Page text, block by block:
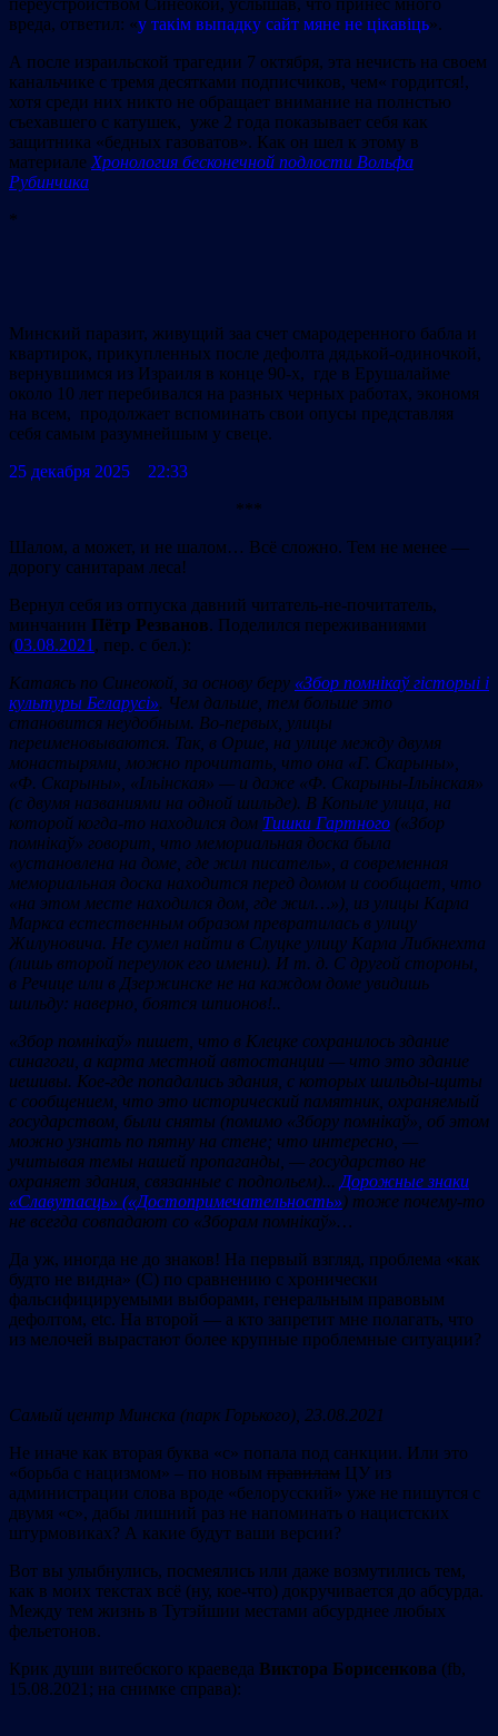
переустройством Синеокой, услышав, что принес много
вреда, ответил: «у такім выпадку сайт мяне не цікавіць».
А после израильской трагедии 7 октября, эта нечисть на своем
канальчике с тремя десятками подписчиков, чем« гордится!,
хотя среди них никто не обращает внимание на полнстью
съехавшего с катушек, уже 2 года показывает себя как
защитника «бедных газоватов». Как он шел к этому в
материале Хронология бесконечной подлости Вольфа
Рубинчика
*
Минский паразит, живущий заа счет смародеренного бабла и
квартирок, прикупленных после дефолта дядькой-одиночкой,
вернувшимся из Израиля в конце 90-х, где в Ерушалайме
около 10 лет перебивался на разных черных работах, экономя
на всем, продолжает вспоминать свои опусы представляя
себя самым разумнейшым у свеце.
25 декабря 2025 22:33
***
Шалом, а может, и не шалом… Всё сложно. Тем не менее —
дорогу санитарам леса!
Вернул себя из отпуска давний читатель-не-почитатель,
минчанин Пётр Резванов. Поделился переживаниями
(03.08.2021 , пер. с бел.):
Катаясь по Синеокой, за основу беру «Збор помнікаў гісторыі і
культуры Беларусі». Чем дальше, тем больше это
становится неудобным. Во-первых, улицы
переименовываются. Так в Орше, на улице между двумя
монастырями, можно прочитать, что она «Г. Скарыны»,
«Ф. Скарыны», «Ільінская» — и даже «Ф. Скарыны-Ільінская»
(с двумя названиями на одной шильде). В Копыле улица, на
которой когда-то находился дом Тишки Гартного («Збор
помнікаў» говорит, что мемориальная доска была
«установлена на доме, где жил писатель», а современная
мемориальная доска находится перед домом и сообщает, что
«на этом месте находился дом, где жил…»), из улицы Карла
Маркса естественным образом превратилась в улицу
Жилуновича. Не сумел найти в Слуцке улицу Карла Либкнехта
(лишь второй переулок его имени). И т. д. С другой стороны,
в Речице или в Дзержинске не на каждом доме увидишь
шильду: наверно, боятся шпионов!..
«Збор помнікаў» пишет, что в Клецке сохранилось здание
синагоги, а карта местной автостанции — что это здание
иешивы. Кое-где попадались здания, с которых шильды-щиты
с сообщением, что это исторический памятник, охраняемый
государством, были сняты (помимо «Збору помнікаў», об этом
можно узнать по пятну на стене; что интересно, —
учитывая темы нашей пропаганды, — государство не
охраняет здания, связанные с подпольем)... Дорожные знаки
«Славутасць» («Достопримечательность») тоже почему-то
не всегда совпадают со «Зборам помнікаў»…
Да уж, иногда не до знаков! На первый взгляд, проблема «как
будто не видна» (C) по сравнению с хронически
фальсифицируемыми выборами, генеральным правовым
дефолтом, etc. На второй — а кто запретит мне полагать, что
из мелочей вырастают более крупные проблемные ситуации?
Самый центр Минска (парк Горького) 23.08.2021
Не иначе как вторая буква «с» попала под санкции. Или это
«борьба с нацизмом» – по новым правилам ЦУ из
администрации слова вроде «белорусский» уже не пишутся с
двумя «с», дабы лишний раз не напоминать о нацистских
штурмовиках? А какие будут ваши версии?
Вот вы улыбнулись, посмеялись или даже возмутились тем,
как в моих текстах всё (ну, кое-что) докручивается до абсурда.
Между тем жизнь в Тутэйшии местами абсурднее любых
фельетонов.
Крик души витебского краеведа Виктора Борисенкова (fb,
15.08.2021; на снимке справа):